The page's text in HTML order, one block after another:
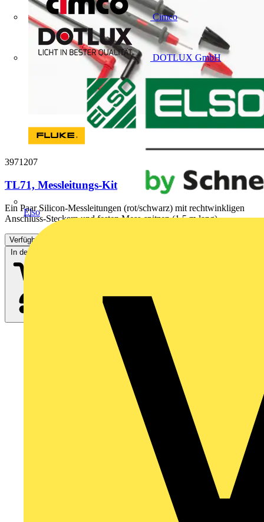
Cimco
DOTLUX GmbH
Elso
3971207
TL71, Messleitungs-Kit
Ein Paar Silicon-Messleitungen (rot/schwarz) mit rechtwinkligen
Anschluss-Steckern und festen Mess-spitzen (1,5 m lang)....
Verfügbar: 3 Händler
In den Warenkorb